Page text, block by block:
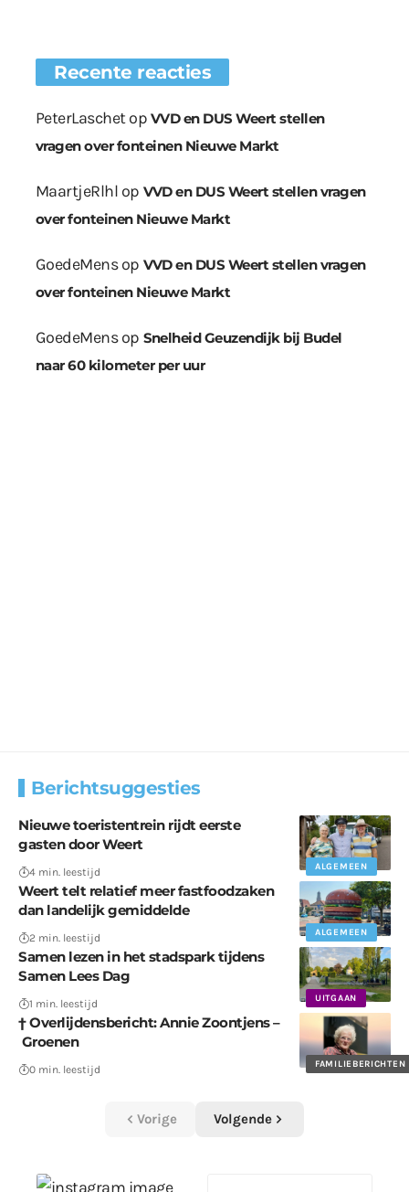
Recente reacties
PeterLaschetop VVD en DUS Weert stellen
vragen over fonteinen Nieuwe Markt
MaartjeRlhl op VVD en DUS Weert stellen vragen
over fonteinen Nieuwe Markt
GoedeMensop VVD en DUS Weert stellen vragen
over fonteinen Nieuwe Markt
GoedeMensop Snelheid Geuzendijk bij Budel
naar 60 kilometer per uur
Berichtsuggesties
ALGEMEEN
Nieuwe toeristentrein rijdt eerste
gasten door Weert
4 min. leestijd
ALGEMEEN
Weert telt relatief meer fastfoodzaken
dan landelijk gemiddelde
2 min. leestijd
UITGAAN
Samen lezen in het stadspark tijdens
Samen Lees Dag
1 min. leestijd
FAMILIEBERICHTEN
† Overlijdensbericht: Annie Zoontjens –
Groenen
0 min. leestijd
Vorige Volgende